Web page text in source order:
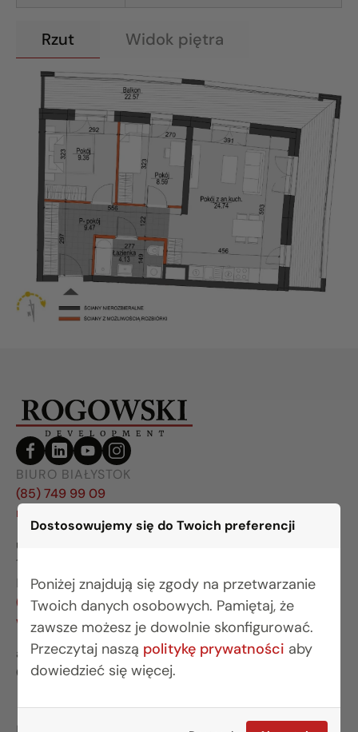
Dostosowujemy się do Twoich preferencji
Poniżej znajdują się zgody na przetwarzanie
Twoich danych osobowych. Pamiętaj, że
zawsze możesz je dowolnie skonfigurować.
Przeczytaj naszą politykę prywatności aby
dowiedzieć się więcej.
Rzut Widok piętra
BIURO BIAŁYSTOK
(85) 749 99 09
mieszkania@rogowskidevelopment.pl
ul. Legionowa 28 lok. 202
15-281 Białystok
BIURO WARSZAWA
(22) 642 03 55
warszawa@rogowskidevelopment.pl
al. Wilanowska 67E lok. U5
02-765 Warszawa